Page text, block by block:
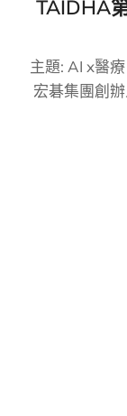
TAIDHA
主題: AI x醫
宏碁集團創